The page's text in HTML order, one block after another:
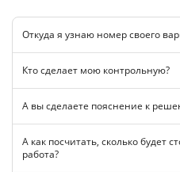
Откуда я узнаю номер своего
Кто сделает мою контрольную?
А вы сделаете пояснение к
А как посчитать, сколько будет
работа?